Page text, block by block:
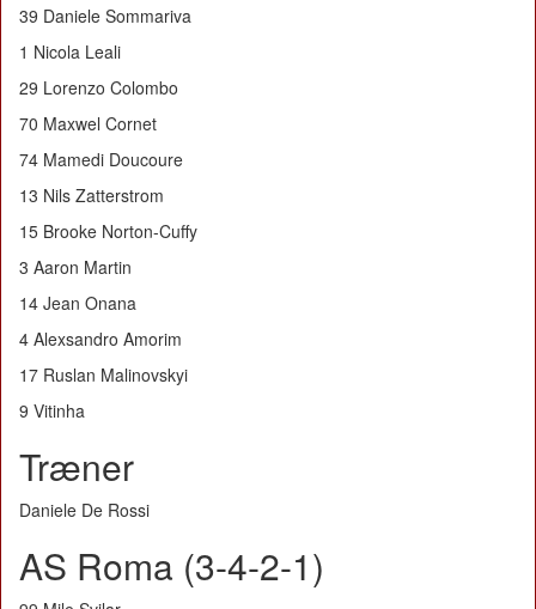
39 Daniele Sommariva
1 Nicola Leali
29 Lorenzo Colombo
70 Maxwel Cornet
74 Mamedi Doucoure
13 Nils Zatterstrom
15 Brooke Norton-Cuffy
3 Aaron Martin
14 Jean Onana
4 Alexsandro Amorim
17 Ruslan Malinovskyi
9 Vitinha
Træner
Daniele De Rossi
AS Roma (3-4-2-1)